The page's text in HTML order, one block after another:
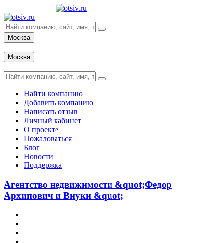
Москва
Москва
Найти компанию
Добавить компанию
Написать отзыв
Личный кабинет
О проекте
Пожаловаться
Блог
Новости
Поддержка
Агентство недвижимости &quot;Федор
Архипович и Внуки &quot;